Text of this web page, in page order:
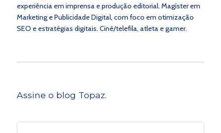
experiência em imprensa e produção editorial. Magíster em
Marketing e Publicidade Digital, com foco em otimização
SEO e estratégias digitais. Ciné/telefila, atleta e gamer.
Assine o blog Topaz.